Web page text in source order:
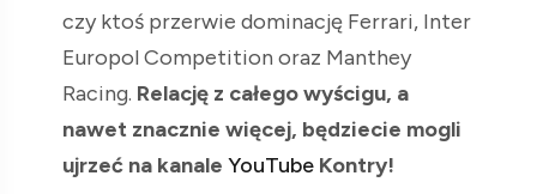
czy ktoś przerwie dominację Ferrari, Inter
Europol Competition oraz Manthey
Racing. Relację z całego wyścigu, a
nawet znacznie więcej, będziecie mogli
ujrzeć na kanale YouTube Kontry!